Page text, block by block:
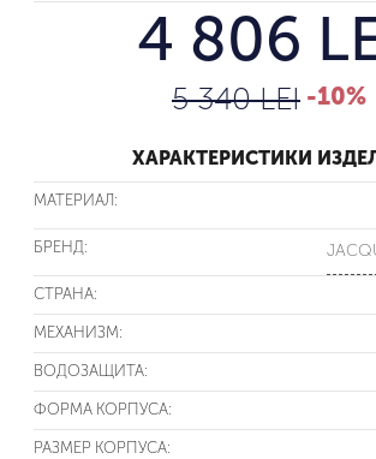
4 806
5 340 LEI -10%
ХАРАКТЕРИСТИКИ
МАТЕРИАЛ:
БРЕНД:
СТРАНА:
МЕХАНИЗМ:
ВОДОЗАЩИТА:
ФОРМА КОРПУСА:
РАЗМЕР КОРПУСА: